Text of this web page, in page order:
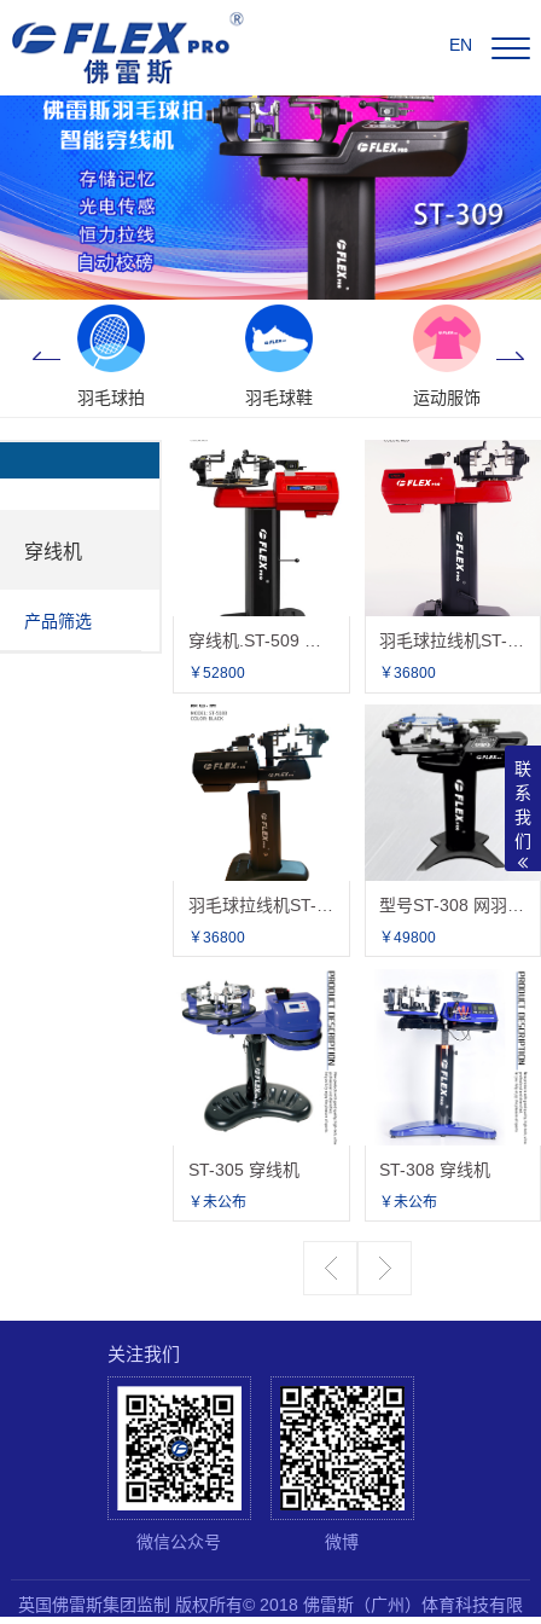
EN
羽毛球拍 羽毛球鞋 运动服饰
穿线机
产品筛选
￥52800 ￥36800
￥36800 ￥49800
ST-305 穿线机
￥未公布
ST-308 穿线机
￥未公布
关注我们
微信公众号 微博
英国佛雷斯集团监制 版权所有© 2018 佛雷斯（广州）体育科技有限
联
系
我
们